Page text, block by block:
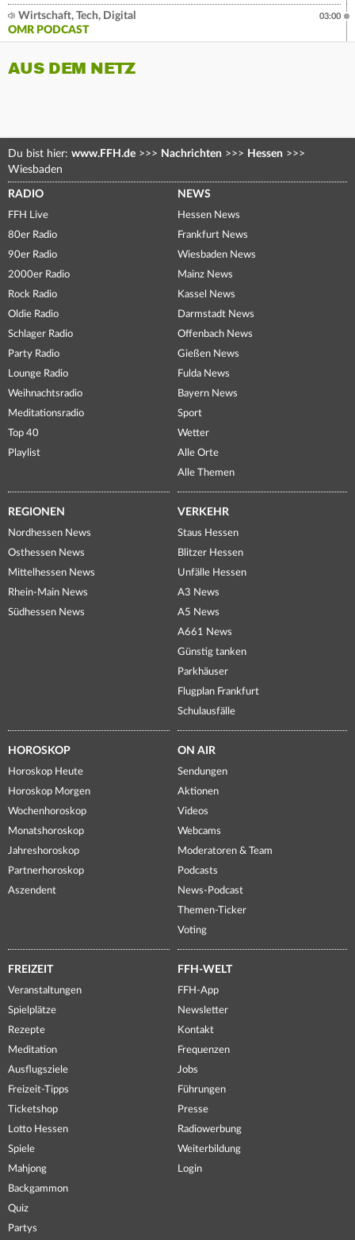
Wirtschaft, Tech, Digital
OMR PODCAST
03:00
AUS DEM NETZ
Du bist hier: www.FFH.de >>> Nachrichten >>> Hessen >>>
Wiesbaden
RADIO
FFH Live
80er Radio
90er Radio
2000er Radio
Rock Radio
Oldie Radio
Schlager Radio
Party Radio
Lounge Radio
Weihnachtsradio
Meditationsradio
Top 40
Playlist
NEWS
Hessen News
Frankfurt News
Wiesbaden News
Mainz News
Kassel News
Darmstadt News
Offenbach News
Gießen News
Fulda News
Bayern News
Sport
Wetter
Alle Orte
Alle Themen
REGIONEN
Nordhessen News
Osthessen News
Mittelhessen News
Rhein-Main News
Südhessen News
VERKEHR
Staus Hessen
Blitzer Hessen
Unfälle Hessen
A3 News
A5 News
A661 News
Günstig tanken
Parkhäuser
Flugplan Frankfurt
Schulausfälle
HOROSKOP
Horoskop Heute
Horoskop Morgen
Wochenhoroskop
Monatshoroskop
Jahreshoroskop
Partnerhoroskop
Aszendent
ON AIR
Sendungen
Aktionen
Videos
Webcams
Moderatoren & Team
Podcasts
News-Podcast
Themen-Ticker
Voting
FREIZEIT
Veranstaltungen
Spielplätze
Rezepte
Meditation
Ausflugsziele
Freizeit-Tipps
Ticketshop
Lotto Hessen
Spiele
Mahjong
Backgammon
Quiz
Partys
FFH-WELT
FFH-App
Newsletter
Kontakt
Frequenzen
Jobs
Führungen
Presse
Radiowerbung
Weiterbildung
Login